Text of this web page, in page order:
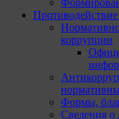
коррупции
Формы,
Сведения о